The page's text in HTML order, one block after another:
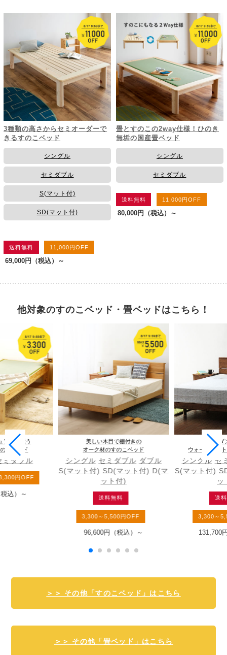
3種類の高さからセミオーダーで
きるすのこベッド
シングル
セミダブル
S(マット付)
SD(マット付)
送料無料 11,000円OFF
69,000円 （税込）～
畳とすのこの2way仕様！ひのき
無垢の国産畳ベッド
シングル
セミダブル
送料無料 11,000円OFF
80,000円 （税込）～
他対象のすのこベッド・畳ベッドはこちら！
ラル感漂う
畳ベッド
ミダブル
円OFF
込） ～
美しい木目で棚付きの
オーク材のすのこベッド
シングル セミダブル ダブル
S(マット付) SD(マット付) D(マ
ット付)
送料無料
3,300～5,500円OFF
96,600円 （税込） ～
大人モ
ウォールナッ
シングル セ
S(マット付)
ッ
送
3,300～
131,700
＞＞ その他「すのこベッド」はこちら
＞＞ その他「畳ベッド」はこちら